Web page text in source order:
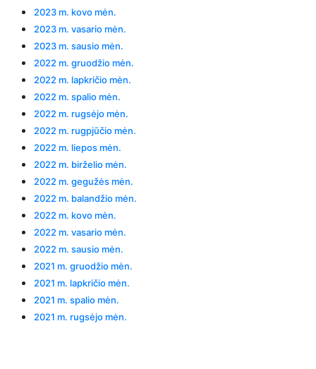
2023 m. kovo mėn.
2023 m. vasario mėn.
2023 m. sausio mėn.
2022 m. gruodžio mėn.
2022 m. lapkričio mėn.
2022 m. spalio mėn.
2022 m. rugsėjo mėn.
2022 m. rugpjūčio mėn.
2022 m. liepos mėn.
2022 m. birželio mėn.
2022 m. gegužės mėn.
2022 m. balandžio mėn.
2022 m. kovo mėn.
2022 m. vasario mėn.
2022 m. sausio mėn.
2021 m. gruodžio mėn.
2021 m. lapkričio mėn.
2021 m. spalio mėn.
2021 m. rugsėjo mėn.